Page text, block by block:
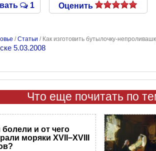
1 Оценить
/Статьи / Как изготовить бутылочку-
5.03.2008
Что еще почитать по
и от чего
моряки XVII−XVIII